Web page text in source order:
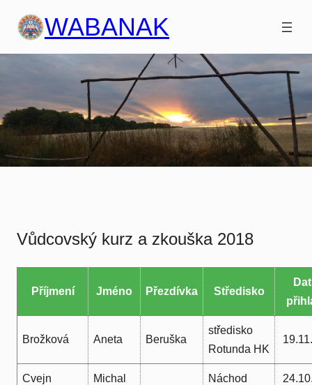
WABANAK
Vůdcovský kurz a zkouška 2018
Příjmení Jméno Přezdívka Středisko
Brožková Aneta Beruška
středisko
Rotunda HK
Cvejn Michal Náchod